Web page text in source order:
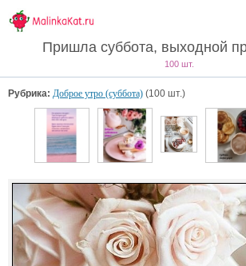
Пришла суббота, выходной
100 шт.
Рубрика: Доброе утро (суббота) (100 шт.)